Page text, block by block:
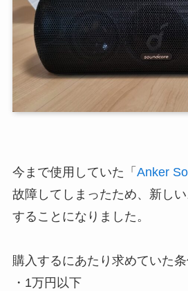
今まで使用していた「 Anker
故障してしまったため、新し
することになりました。
購入するにあたり求めていた
・1万円以下